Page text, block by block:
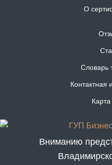
О
Словарь
Карта
Вниманию